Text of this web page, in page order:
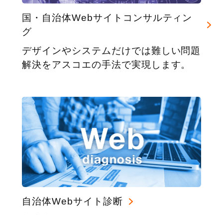
国・自治体Webサイトコンサルティン
グ
デザインやシステムだけでは難しい問題
解決をアスコエの手法で実現します。
自治体Webサイト診断